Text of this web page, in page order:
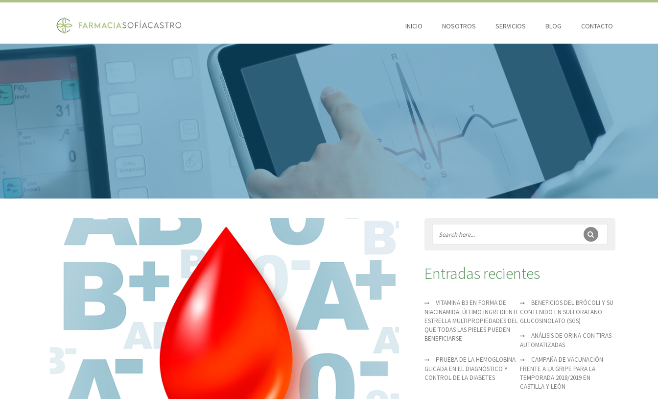
INICIO NOSOTROS SERVICIOS BLOG CONTACTO
Entradas recientes
VITAMINA B3 EN FORMA DE
NIACINAMIDA: ÚLTIMO INGREDIENTE
ESTRELLA MULTIPROPIEDADES DEL
QUE TODAS LAS PIELES PUEDEN
BENEFICIARSE
BENEFICIOS DEL BRÓCOLI Y SU
CONTENIDO EN SULFORAFANO
GLUCOSINOLATO (SGS)
ANÁLISIS DE ORINA CON TIRAS
AUTOMATIZADAS
PRUEBA DE LA HEMOGLOBINA
GLICADA EN EL DIAGNÓSTICO Y
CONTROL DE LA DIABETES
CAMPAÑA DE VACUNACIÓN
FRENTE A LA GRIPE PARA LA
TEMPORADA 2018/2019 EN
CASTILLA Y LEÓN